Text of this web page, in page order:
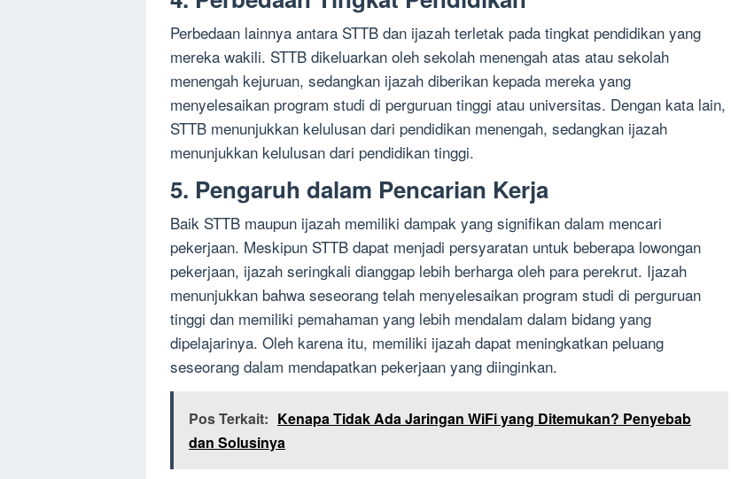
Perbedaan lainnya antara STTB dan ijazah terletak pada tingkat pendidikan yang
mereka wakili. STTB dikeluarkan oleh sekolah menengah atas atau sekolah
menengah kejuruan, sedangkan ijazah diberikan kepada mereka yang
menyelesaikan program studi di perguruan tinggi atau universitas. Dengan kata lain,
STTB menunjukkan kelulusan dari pendidikan menengah, sedangkan ijazah
menunjukkan kelulusan dari pendidikan tinggi.
5. Pengaruh dalam Pencarian Kerja
Baik STTB maupun ijazah memiliki dampak yang signifikan dalam mencari
pekerjaan. Meskipun STTB dapat menjadi persyaratan untuk beberapa lowongan
pekerjaan, ijazah seringkali dianggap lebih berharga oleh para perekrut. Ijazah
menunjukkan bahwa seseorang telah menyelesaikan program studi di perguruan
tinggi dan memiliki pemahaman yang lebih mendalam dalam bidang yang
dipelajarinya. Oleh karena itu, memiliki ijazah dapat meningkatkan peluang
seseorang dalam mendapatkan pekerjaan yang diinginkan.
Pos Terkait: Kenapa Tidak Ada Jaringan WiFi yang Ditemukan? Penyebab
dan Solusinya